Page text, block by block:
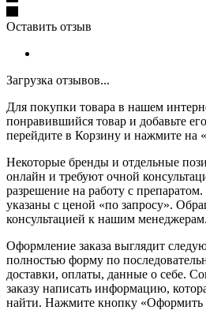
Оставить отзыв
Загрузка отзывов...
Для покупки товара в нашем
понравившийся товар и добавьте
перейдите в Корзину и нажмите на
Некоторые бренды и отдельные
онлайн и требуют очной
разрешение на работу с
указаны с ценой «по запросу».
консультацией к нашим менеджерам.
Оформление заказа выглядит
полностью форму по
доставки, оплаты, данные о себе.
заказу написать информацию,
найти. Нажмите кнопку «Оформить